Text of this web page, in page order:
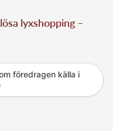
lyxshopping –
föredragen källa i